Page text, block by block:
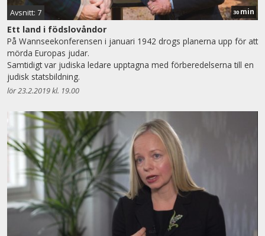
Avsnitt: 7 30 min
Ett land i födslovåndor
På Wannseekonferensen i januari 1942 drogs planerna upp för att
mörda Europas judar.
Samtidigt var judiska ledare upptagna med förberedelserna till en
judisk statsbildning.
lör 23.2.2019 kl. 19.00